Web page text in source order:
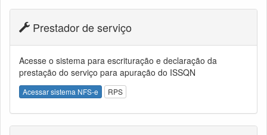
Prestador de serviço
Acesse o sistema para escrituração e declaração da
prestação do serviço para apuração do ISSQN
Acessar sistema NFS-e RPS